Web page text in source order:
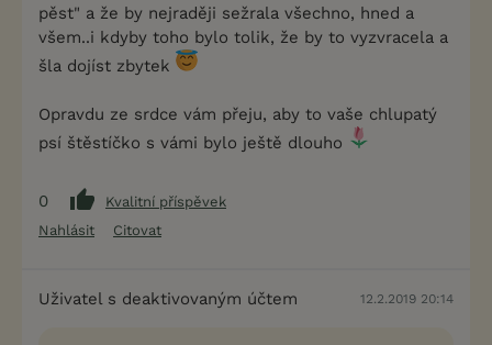
pěst" a že by nejraději sežrala všechno, hned a
všem..i kdyby toho bylo tolik, že by to vyzvracela a
šla dojíst zbytek
Opravdu ze srdce vám přeju, aby to vaše chlupatý
psí štěstíčko s vámi bylo ještě dlouho
0
Kvalitní příspěvek
Nahlásit
Citovat
Uživatel s deaktivovaným účtem 12.2.2019 20:14